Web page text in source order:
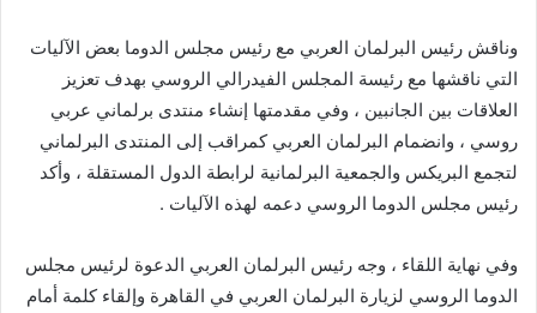
وناقش رئيس البرلمان العربي مع رئيس مجلس الدوما بعض الآليات
التي ناقشها مع رئيسة المجلس الفيدرالي الروسي بهدف تعزيز
العلاقات بين الجانبين ، وفي مقدمتها إنشاء منتدى برلماني عربي
روسي ، وانضمام البرلمان العربي كمراقب إلى المنتدى البرلماني
لتجمع البريكس والجمعية البرلمانية لرابطة الدول المستقلة ، وأكد
رئيس مجلس الدوما الروسي دعمه لهذه الآليات .
وفي نهاية اللقاء ، وجه رئيس البرلمان العربي الدعوة لرئيس مجلس
الدوما الروسي لزيارة البرلمان العربي في القاهرة وإلقاء كلمة أمام